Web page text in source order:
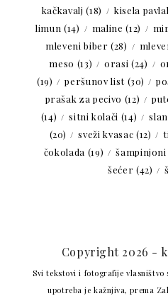
kačkavalj (18) kisela
limun (14) maline (12)
mleveni biber (28)
meso (13) orasi (24)
(19)
peršunov list(30)
prašak za pecivo (12)
(14)
sitni kolači (14)
(20)
sveži kvasac (12)
čokolada (19) šampinjoni
šećer (42)
Copyright 2026 -
Svi tekstovi i fotografije vlasništvo
upotreba je kažnjiva, prema